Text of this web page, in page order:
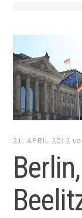
21. APRIL 2012